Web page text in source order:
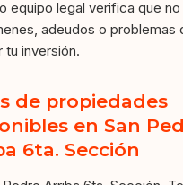
equipo legal verifica que no
adeudos o problemas
tu inversión.
de propiedades
en San
6ta. Sección